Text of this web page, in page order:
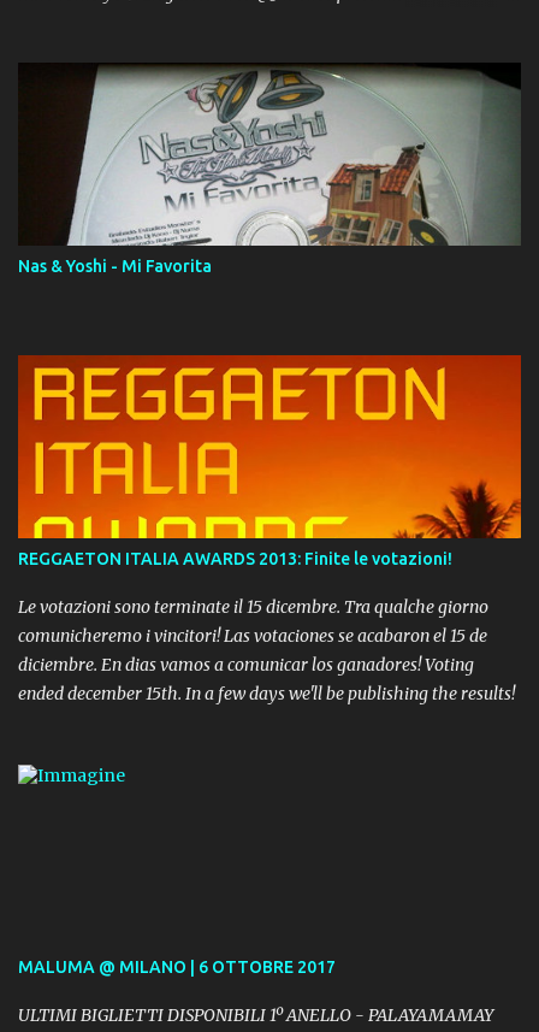
Digital Booklet – Invicto ----------------------------- Nota:
Album proposto al massimo della qualità in formato iTunes Plus
AAC M4A; comprato su iTunes e a disposizione vostra per il
download. REGGAETON ITALIA Nosotros Somos Los Del
Momento!
Nas & Yoshi - Mi Favorita
REGGAETON ITALIA AWARDS 2013: Finite le votazioni!
Le votazioni sono terminate il 15 dicembre. Tra qualche giorno
comunicheremo i vincitori! Las votaciones se acabaron el 15 de
diciembre. En dias vamos a comunicar los ganadores! Voting
ended december 15th. In a few days we'll be publishing the results!
MALUMA @ MILANO | 6 OTTOBRE 2017
ULTIMI BIGLIETTI DISPONIBILI 1º ANELLO - PALAYAMAMAY